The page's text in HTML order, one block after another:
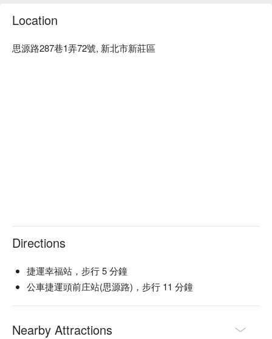
Location
思源路287巷1弄72號, 新北市新莊區
Directions
捷運幸福站，步行 5 分鐘
公車捷運頭前庄站(思源路)，步行 11 分鐘
Nearby Attractions